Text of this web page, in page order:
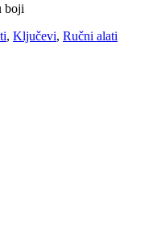
boji
, Ključevi, Ručni alati